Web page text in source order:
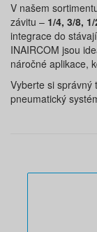
V našem
závitu – 1/4, 3/8,
integrace do
INAIRCOM jsou
náročné aplikace,
Vyberte si správný
pneumatický